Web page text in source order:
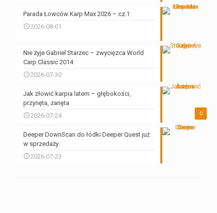
Parada Łowców Karp Max 2026 – cz.1
2026-08-01
Nie żyje Gabriel Starzec – zwycięzca World
Carp Classic 2014
2026-07-30
0
Jak złowić karpia latem – głębokości,
przynęta, zanęta
2026-07-24
Deeper DownScan do łódki Deeper Quest już
w sprzedaży.
2026-07-23